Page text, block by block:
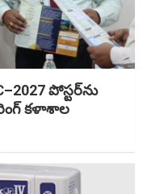
పోస్టర్‌ను
కళాశాల